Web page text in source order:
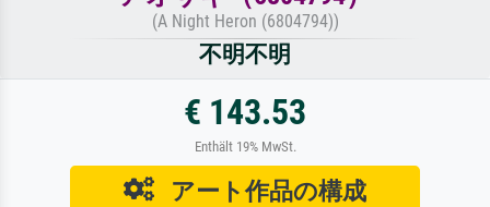
(A Night Heron (6804794))
不明不明
€ 143.53
Enthält 19% MwSt.
アート作品の構成